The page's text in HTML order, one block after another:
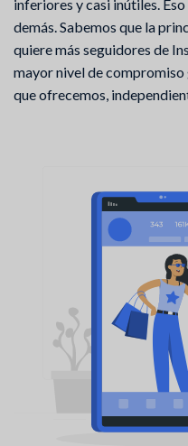
inferiores y casi inútiles.
demás. Sabemos que la
quiere más seguidores de
mayor nivel de compromiso
que ofrecemos,